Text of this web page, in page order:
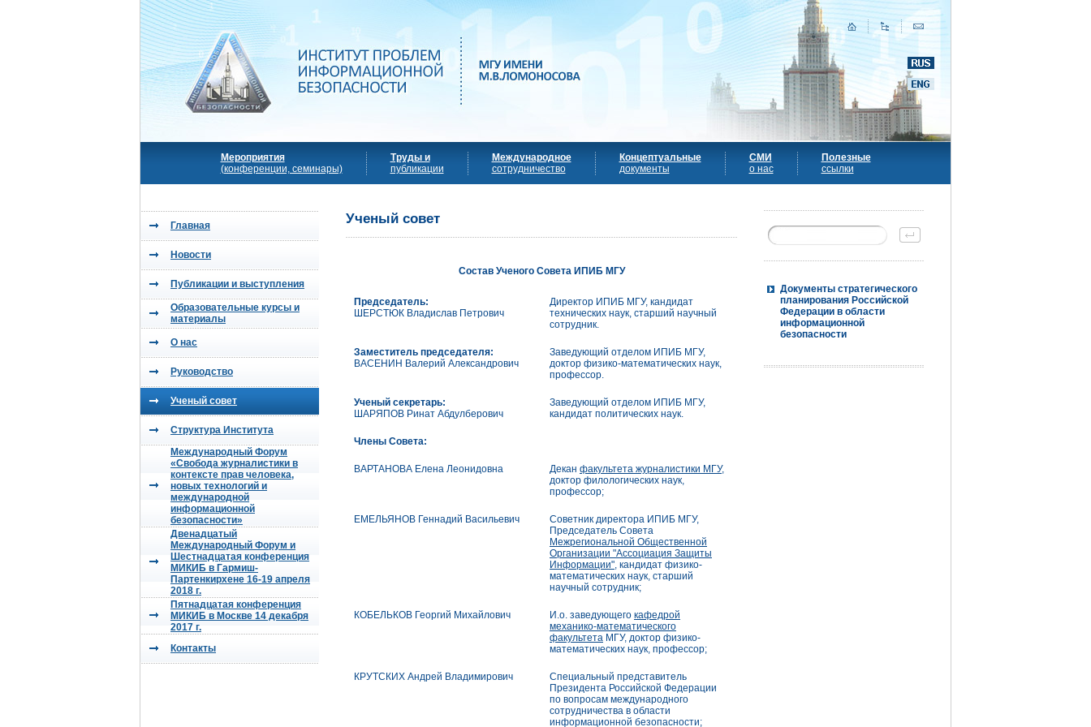
Мероприятия
(конференции, семинары)
Труды и
публикации
Международное
сотрудничество
Концептуальные
документы
СМИ
о нас
Полезные
ссылки
Главная
Новости
Публикации и выступления
Образовательные курсы и
материалы
О нас
Руководство
Ученый совет
Структура Института
Международный Форум
«Свобода журналистики в
контексте прав человека,
новых технологий и
международной
информационной
безопасности»
Двенадцатый
Международный Форум и
Шестнадцатая конференция
МИКИБ в Гармиш-
Партенкирхене 16-19 апреля
2018 г.
Пятнадцатая конференция
МИКИБ в Москве 14 декабря
2017 г.
Контакты
Ученый совет
Состав Ученого Совета ИПИБ МГУ
Председатель:
ШЕРСТЮК Владислав Петрович
Директор ИПИБ МГУ, кандидат
технических наук, старший научный
сотрудник.
Заместитель председателя:
ВАСЕНИН Валерий Александрович
Заведующий отделом ИПИБ МГУ,
доктор физико-математических наук,
профессор.
Ученый секретарь:
ШАРЯПОВ Ринат Абдулберович
Заведующий отделом ИПИБ МГУ,
кандидат политических наук.
Члены Совета:
ВАРТАНОВА Елена Леонидовна Декан факультета журналистики МГУ,
доктор филологических наук,
профессор;
ЕМЕЛЬЯНОВ Геннадий Васильевич
Советник директора ИПИБ МГУ,
Председатель Совета
Межрегиональной Общественной
Организации "Ассоциация Защиты
Информации", кандидат физико-
математических наук, старший
научный сотрудник;
КОБЕЛЬКОВ Георгий Михайлович И.о. заведующего кафедрой
механико-математического
факультета МГУ, доктор физико-
математических наук, профессор;
КРУТСКИХ Андрей Владимирович
Специальный представитель
Президента Российской Федерации
по вопросам международного
сотрудничества в области
информационной безопасности;
Документы стратегического
планирования Российской
Федерации в области
информационной
безопасности